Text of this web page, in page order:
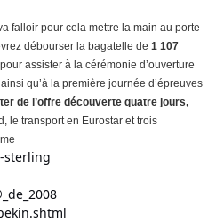
falloir pour cela mettre la main au porte-
débourser la bagatelle de 1 107
pour assister à la cérémonie d’ouverture
qu’à la première journée d’épreuves
de l’offre découverte quatre jours,
le transport en Eurostar et trois
sterling